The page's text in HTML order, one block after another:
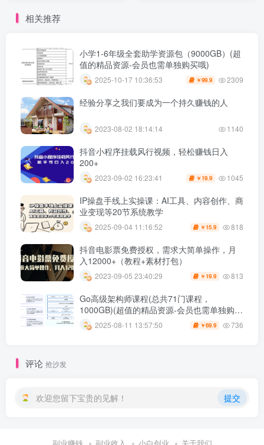
相关推荐
小学1-6年级全套助学资源包（9000GB）(超
值的精品资源-会员也需单独购买哦)
2025-10-17 10:36:53 ￥99.9 2309
经验分享之我们要成为一个持久赚钱的人
2023-08-02 18:14:14 1140
抖音小程序挂载风行视频，轻松赚钱日入
200+
2023-09-02 16:23:41 ￥ 19.9 1045
IP操盘手线上实操课：AI工具、内容创作、商
业变现等20节系统教学
2025-09-04 11:16:52 ￥ 15.9 818
抖音电影票免费授权，需求大简单操作，月
入12000+（教程+素材打包）
2023-09-05 23:40:29 ￥ 19.9 813
Go高级架构师课程(总共71门课程，
1000GB)(超值的精品资源-会员也需单独购买
哦)
2025-08-11 13:57:50 ￥69.9 736
评论 抢沙发
欢迎您留下宝贵的见解！ 提交